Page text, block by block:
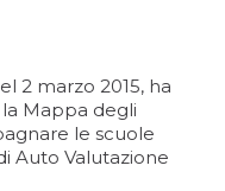
2 marzo 2015, ha
Mappa degli
le scuole
Auto Valutazione